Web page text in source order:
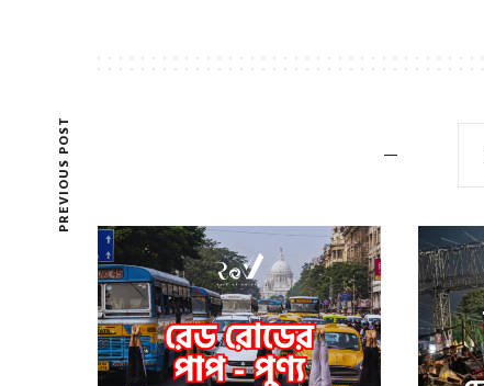
PREVIOUS POST